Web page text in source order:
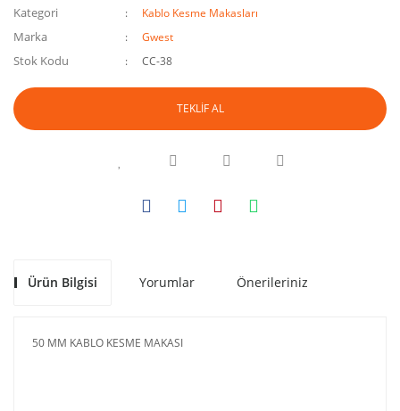
Kategori Kablo Kesme Makasları
Marka Gwest
Stok Kodu CC-38
TEKLİF AL
Ürün Bilgisi Yorumlar Önerileriniz
50 MM KABLO KESME MAKASI